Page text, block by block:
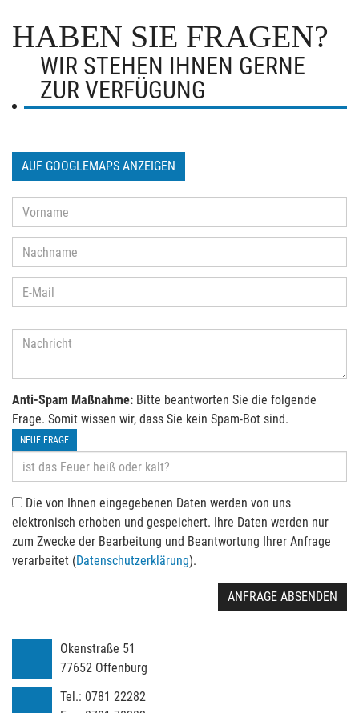
HABEN SIE FRAGEN?
WIR STEHEN IHNEN GERNE
ZUR VERFÜGUNG
AUF GOOGLEMAPS ANZEIGEN
Anti-Spam Maßnahme: Bitte beantworten Sie die folgende
Frage. Somit wissen wir, dass Sie kein Spam-Bot sind.
NEUE FRAGE
Die von Ihnen eingegebenen Daten werden von uns
elektronisch erhoben und gespeichert. Ihre Daten werden nur
zum Zwecke der Bearbeitung und Beantwortung Ihrer Anfrage
verarbeitet (Datenschutzerklärung).
ANFRAGE ABSENDEN
Okenstraße 51
77652 Offenburg
Tel.: 0781 22282